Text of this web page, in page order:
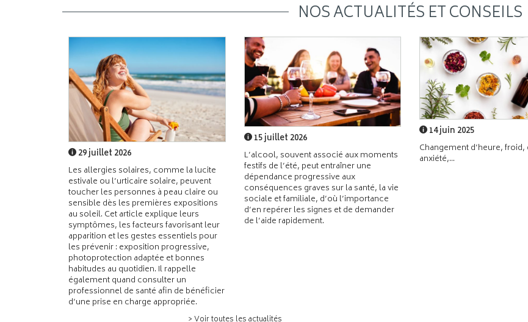
NOS ACTUALITÉS ET CONSEILS
29 juillet 2026
Les allergies solaires, comme la lucite
estivale ou l’urticaire solaire, peuvent
toucher les personnes à peau claire ou
sensible dès les premières expositions
au soleil. Cet article explique leurs
symptômes, les facteurs favorisant leur
apparition et les gestes essentiels pour
les prévenir : exposition progressive,
photoprotection adaptée et bonnes
habitudes au quotidien. Il rappelle
également quand consulter un
professionnel de santé afin de bénéficier
d’une prise en charge appropriée.
15 juillet 2026
L’alcool, souvent associé aux moments
festifs de l’été, peut entraîner une
dépendance progressive aux
conséquences graves sur la santé, la vie
sociale et familiale, d’où l’importance
d’en repérer les signes et de demander
de l’aide rapidement.
14 juin 2025
Changement d’heure,
anxiété,...